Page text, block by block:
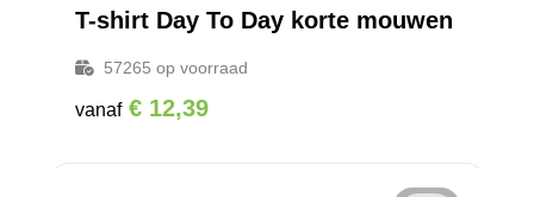
T-shirt Day To Day korte mouwen
57265 op voorraad
vanaf € 12,39